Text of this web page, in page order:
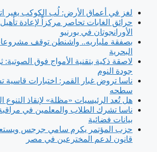
لغز في أعماق الأرض: لُب الكوكب يغير
حرائق الغابات تحاصر مركزاً لإعادة
الأورانجوتان في بورنيو
بصفقة ملياريه.. واشنطن توقف
البحرية
لاصقة ذكية بتقنية الأمواج فوق
جودة النوم
ناسا تروض غبار القمر: اختبارات قاسية
سطحه
هل تُعد الرئيسيات «مظلة» لإنقاذ التنوع
ناسا تشرك الطلاب والمعلمين في مراقبة
بيانات فضائية
حزب المؤتمر يكرم سامي جرجس
قانون لدعم المخترعين في مصر